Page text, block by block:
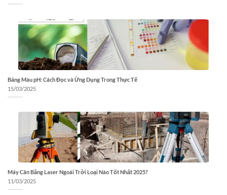
Bảng Màu pH: Cách Đọc và Ứng Dụng Trong Thực Tế
15/03/2025
Máy Cân Bằng Laser Ngoài Trời Loại Nào Tốt Nhất 2025?
11/03/2025